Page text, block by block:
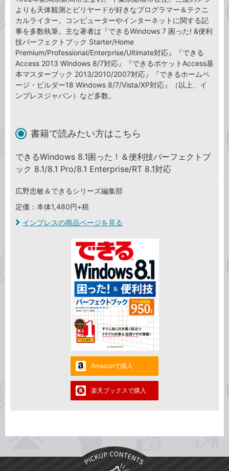
よりも天体観測とビリヤードが好きなプログラマー＆テクニ
カルライター。コンピューターやインターネットに関する記
事を多数執筆。主な著者は『できるWindows 7 困った! &便利
技パーフェクトブック Starter/Home
Premium/Professional/Enterprise/Ultimate対応』『できる
Access 2013 Windows 8/7対応』『できるポケットAccess基
本マスターブック 2013/2010/2007対応』『できるホームペ
ージ・ビルダー18 Windows 8/7/Vista/XP対応』（以上、イ
ンプレスジャパン）など多数。
書籍で読みたい方はこちら
できるWindows 8.1困った！＆便利技パーフェクトブ
ック 8.1/8.1 Pro/8.1 Enterprise/RT 8.1対応
広野忠敏＆できるシリーズ編集部
定価：本体1,480円+税
インプレスの商品ページを見る
Amazonで購入
楽天ブックスで購入